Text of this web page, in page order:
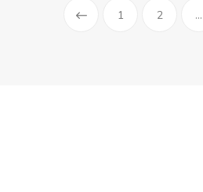
1 2 ...